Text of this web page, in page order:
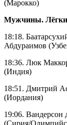
(Марокко)
Мужчины.
18:18.
Абдураимов
18:36. Люк
(Индия)
18:51. Дмитрий
(Иордания)
19:06. Вандерсон
(Сирия/